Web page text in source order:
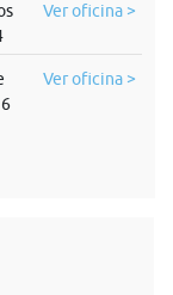
Ver oficina >
Ver oficina >